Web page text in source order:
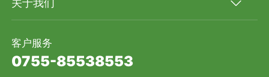
关于我们
客户服务
0755-85538553